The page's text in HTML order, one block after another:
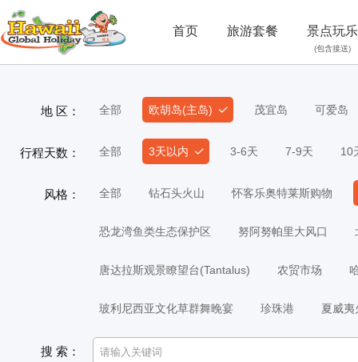
首页 旅游套餐 景点玩乐
(包含接送)
地 区： 全部 欧胡岛(主岛) 茂宜岛 可爱岛
行程天数： 全部 3天以内 3-6天 7-9天 10
风格： 全部 钻石头火山 怀客乐奥特莱斯购物
恐龙湾鱼类生态保护区 努阿努帕里大风口
唐达拉斯观景瞭望台(Tantalus) 农贸市场
玻利尼西亚文化草群舞晚宴 珍珠港 夏威夷
搜 索：